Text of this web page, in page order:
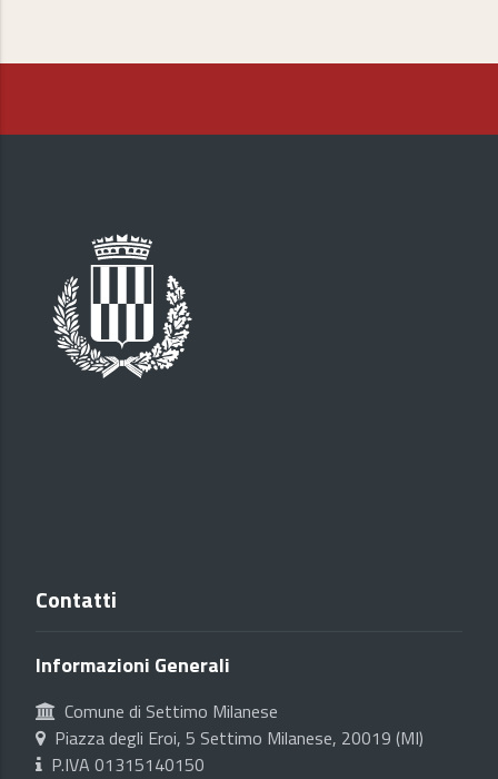
Contatti
Informazioni Generali
Comune di Settimo Milanese
Piazza degli Eroi, 5 Settimo Milanese, 20019 (MI)
P.IVA 01315140150